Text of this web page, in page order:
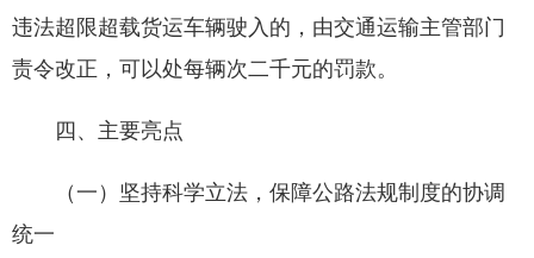
违法超限超载货运车辆驶入的，由交通运输主管部门
责令改正，可以处每辆次二千元的罚款。
四、主要亮点
（一）坚持科学立法，保障公路法规制度的协调
统一